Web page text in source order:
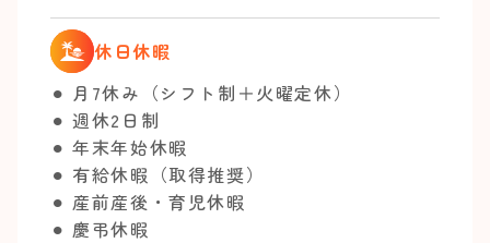
休日休暇
⚫︎ 月7休み（シフト制＋火曜定休）
⚫︎ 週休2日制
⚫︎ 年末年始休暇
⚫︎ 有給休暇（取得推奨）
⚫︎ 産前産後・育児休暇
⚫︎ 慶弔休暇